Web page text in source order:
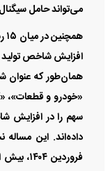
می‌تواند حامل
افزایش شاخص
همان‌طور که عنوان
«خودرو و قطعات»،
سهم را در افزایش
داده‌اند. این